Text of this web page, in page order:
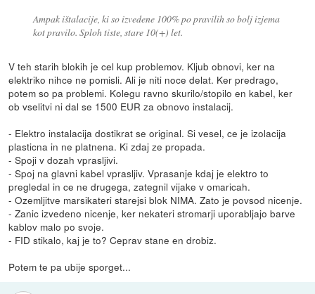
Ampak ištalacije, ki so izvedene 100% po pravilih so bolj izjema
kot pravilo. Sploh tiste, stare 10(+) let.
V teh starih blokih je cel kup problemov. Kljub obnovi, ker na
elektriko nihce ne pomisli. Ali je niti noce delat. Ker predrago,
potem so pa problemi. Kolegu ravno skurilo/stopilo en kabel, ker
ob vselitvi ni dal se 1500 EUR za obnovo instalacij.
- Elektro instalacija dostikrat se original. Si vesel, ce je izolacija
plasticna in ne platnena. Ki zdaj ze propada.
- Spoji v dozah vprasljivi.
- Spoj na glavni kabel vprasljiv. Vprasanje kdaj je elektro to
pregledal in ce ne drugega, zategnil vijake v omaricah.
- Ozemljitve marsikateri starejsi blok NIMA. Zato je povsod nicenje.
- Zanic izvedeno nicenje, ker nekateri stromarji uporabljajo barve
kablov malo po svoje.
- FID stikalo, kaj je to? Ceprav stane en drobiz.
Potem te pa ubije sporget...